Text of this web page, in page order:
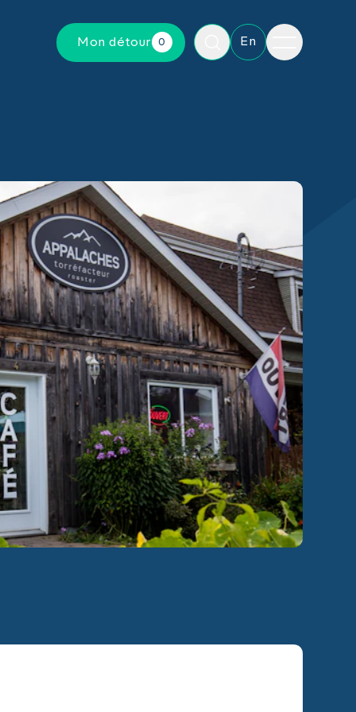
Mon détour 0 En
Menu